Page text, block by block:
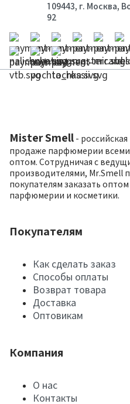
109443, г. Москва,
92
Mister Smell -
продаже парфюмерии
оптом. Сотрудничая с
производителями, Mr.Smell
покупателям заказать
парфюмерии и косметики.
Покупателям
Как сделать заказ
Способы оплаты
Возврат товара
Доставка
Оптовикам
Компания
О нас
Контакты